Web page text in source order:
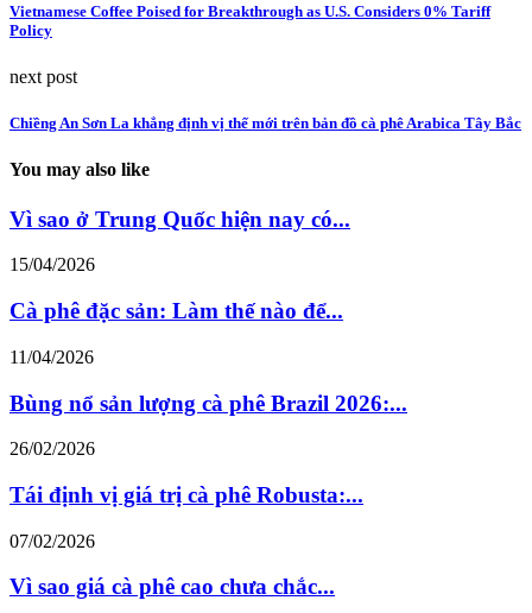
Vietnamese Coffee Poised for Breakthrough as U.S. Considers 0% Tariff
Policy
next post
Chiềng An Sơn La khẳng định vị thế mới trên bản đồ cà phê Arabica Tây Bắc
You may also like
Vì sao ở Trung Quốc hiện nay có...
15/04/2026
Cà phê đặc sản: Làm thế nào để...
11/04/2026
Bùng nổ sản lượng cà phê Brazil 2026:...
26/02/2026
Tái định vị giá trị cà phê Robusta:...
07/02/2026
Vì sao giá cà phê cao chưa chắc...